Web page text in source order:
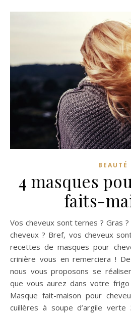
BEAUTÉ
4 masques
faits-
Vos cheveux sont ternes ? Gras ? Secs ? Vous perdez vos
cheveux ? Bref, vos cheveux
recettes de masques pour
crinière vous en remerciera !
nous vous proposons se
que vous aurez dans votre
Masque fait-maison pour
cuillères à soupe d’argile